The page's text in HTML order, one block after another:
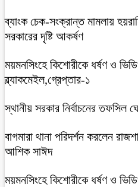
ব্যাংক চেক-সংক্রান্ত মামলায়
সরকারের দৃষ্টি আকর্ষণ
ময়মনসিংহে কিশোরীকে ধর্ষণ ও
ব্ল্যাকমেইল,গ্রেপ্তার-১
স্থানীয় সরকার নির্বাচনের তফসিল
বাগমারা থানা পরিদর্শন করলেন
আশিক সাঈদ
ময়মনসিংহে কিশোরীকে ধর্ষণ ও